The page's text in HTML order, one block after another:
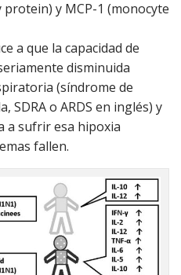
y MCP-1 (monocyte
a que la capacidad de
disminuida
(síndrome de
SDRA o ARDS en inglés) y
a sufrir esa hipoxia
fallen.